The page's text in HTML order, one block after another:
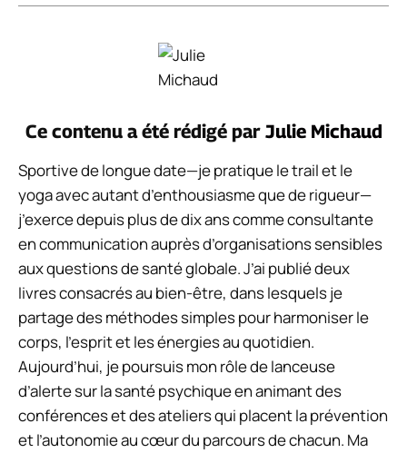
Ce contenu a été rédigé par Julie Michaud
Sportive de longue date—je pratique le trail et le
yoga avec autant d’enthousiasme que de rigueur—
j’exerce depuis plus de dix ans comme consultante
en communication auprès d’organisations sensibles
aux questions de santé globale. J’ai publié deux
livres consacrés au bien-être, dans lesquels je
partage des méthodes simples pour harmoniser le
corps, l’esprit et les énergies au quotidien.
Aujourd’hui, je poursuis mon rôle de lanceuse
d’alerte sur la santé psychique en animant des
conférences et des ateliers qui placent la prévention
et l’autonomie au cœur du parcours de chacun. Ma